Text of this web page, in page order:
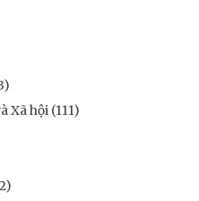
Xã hội (111)